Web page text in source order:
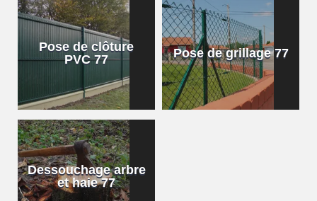
Pose de clôture
PVC 77
Pose de grillage 77
Dessouchage arbre
et haie 77